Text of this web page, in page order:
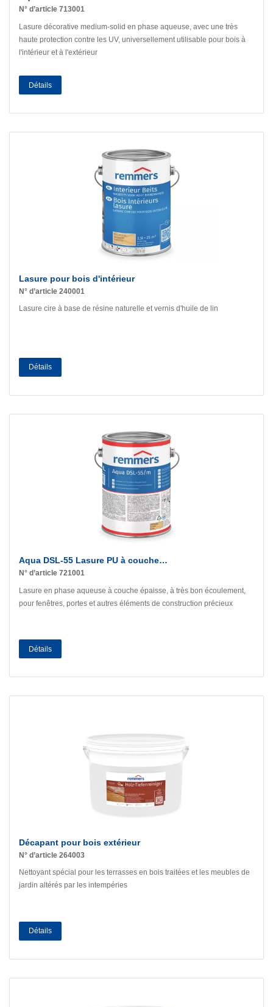
N° d’article 713001
Lasure décorative medium-solid en phase aqueuse, avec une très
haute protection contre les UV, universellement utilisable pour bois à
l'intérieur et à l'extérieur
Détails
Lasure pour bois d'intérieur
N° d’article 240001
Lasure cire à base de résine naturelle et vernis d'huile de lin
Détails
Aqua DSL-55 Lasure PU à couche…
N° d’article 721001
Lasure en phase aqueuse à couche épaisse, à très bon écoulement,
pour fenêtres, portes et autres éléments de construction précieux
Détails
Décapant pour bois extérieur
N° d’article 264003
Nettoyant spécial pour les terrasses en bois traitées et les meubles de
jardin altérés par les intempéries
Détails